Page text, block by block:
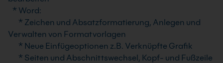
* Word:
* Zeichen und Absatzformatierung, Anlegen und
Verwalten von Formatvorlagen
* Neue Einfügeoptionen z.B. Verknüpfte Grafik
* Seiten und Abschnittswechsel, Kopf- und Fußzeile